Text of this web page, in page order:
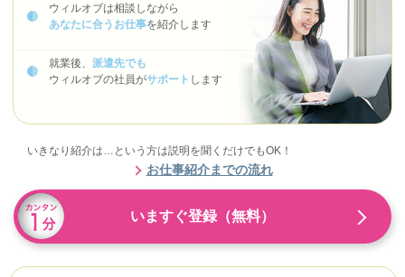
ウィルオブは相談しながら
あなたに合うお仕事を紹介します
就業後、 派遣先でも
ウィルオブの社員がサポート します
いきなり紹介は…という方は説明を聞くだけでもOK！
お仕事紹介までの流れ
いますぐ登録（無料）